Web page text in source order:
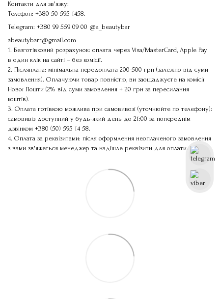
Контакти для зв'язку:
Телефон: +380 50 595 1458.
Telegram: +380 99 559 09 00 @a_beautybar
abeautybarr@gmail.com
1. Безготівковий розрахунок: оплата через Visa/MasterCard, Apple Pay
в один клік на сайті – без комісії.
2. Післяплата: мінімальна передоплата 200-500 грн (залежно від суми
замовлення). Оплачуючи товар повністю, ви заощаджуєте на комісії
Нової Пошти (2% від суми замовлення + 20 грн за пересилання
коштів).
3. Оплата готівкою можлива при самовивозі (уточнюйте по телефону):
самовивіз доступний у будь-який день до 21:00 за попереднім
дзвінком +380 (50) 595 14 58.
4. Оплата за реквізитами: після оформлення неоплаченого замовлення
з вами зв'яжеться менеджер та надішле реквізити для оплати.